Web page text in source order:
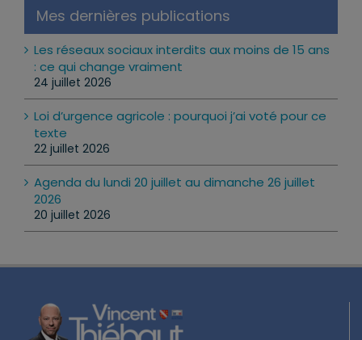
Mes dernières publications
Les réseaux sociaux interdits aux moins de 15 ans
: ce qui change vraiment
24 juillet 2026
Loi d’urgence agricole : pourquoi j’ai voté pour ce
texte
22 juillet 2026
Agenda du lundi 20 juillet au dimanche 26 juillet
2026
20 juillet 2026